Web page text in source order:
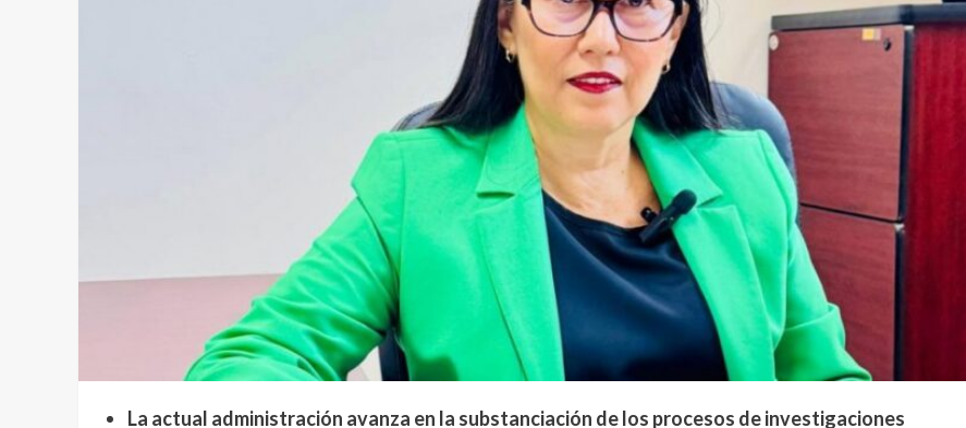
La actual administración avanza en la substanciación de los procesos de investigaciones